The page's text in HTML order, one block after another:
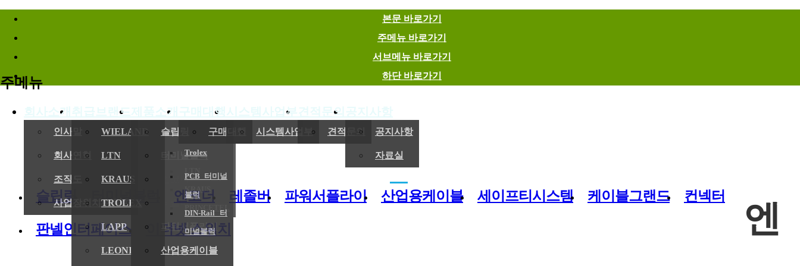
바로가기메뉴
본문 바로가기
주메뉴 바로가기
서브메뉴 바로가기
하단 바로가기
주메뉴
회사소개
인사말
회사연혁
조직도
사업장위치/연락처
취급브랜드
WIELAND
LTN
KRAUS
TROLEX
LAPP
LEONI
제품소개
슬립링
Trolex
KRAUS
PRINCETEL
터미널블럭
PCB 터미널
블럭
DIN-Rail 터
미널블럭
엔코더
레졸버
파워서플라이
산업용케이블
구매대행
구매대행
시스템사업부
시스템사업부
견적문의
견적문의 공지사항
자료실
(주)이엠에스
전기,기계 및 제어용 자재 유통 전문기업
슬립링 터미널블럭 엔코더 레졸버 파워서플라이 산업용케이블 세이프티시스템 케이블그랜드 컨넥터
판넬인터페이스 이더넷 스위치 엔